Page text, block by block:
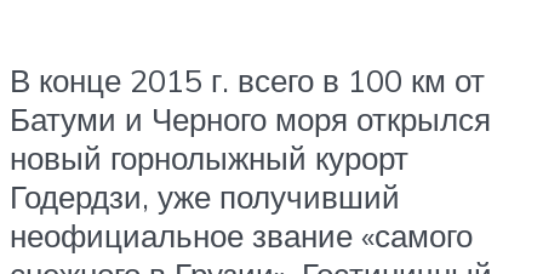
В конце 2015 г. всего в 100 км от
Батуми и Черного моря открылся
новый горнолыжный курорт
Годердзи, уже получивший
неофициальное звание «самого